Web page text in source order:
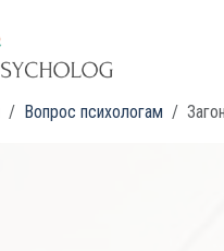
Вопрос психологам